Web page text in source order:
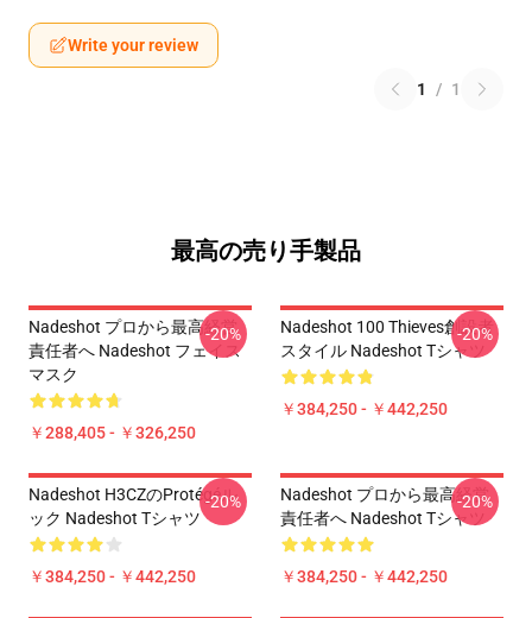
Write your review
1 / 1
最高の売り手製品
Nadeshot プロから最高経営
責任者へ Nadeshot フェイス
マスク
￥288,405 - ￥326,250
-20%
Nadeshot 100 Thieves創設者
スタイル Nadeshot Tシャツ
￥384,250 - ￥442,250
-20%
Nadeshot H3CZのProtégéル
ック Nadeshot Tシャツ
￥384,250 - ￥442,250
-20%
Nadeshot プロから最高経営
責任者へ Nadeshot Tシャツ
￥384,250 - ￥442,250
-20%